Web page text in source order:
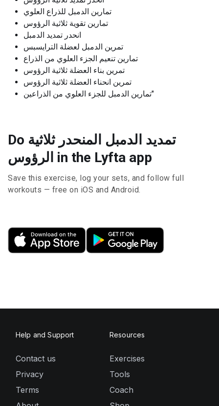
تمارين الدمبل للذراع العلوي
تمارين تقوية ثلاثية الرؤوس
انحدر تمديد الدمبل
تمرين الدمبل لعضلة الترايسبس
تمارين تنعيم الجزء العلوي من الذراع
تمرين بناء العضلة ثلاثية الرؤوس
تمرين انحناء العضلة ثلاثية الرؤوس
تمارين الدمبل للجزء العلوي من الذراعين"
Do تمديد الدمبل المنحدر ثلاثية
الرؤوس in the Lyfta app
Save this exercise, log your sets, and follow full
workouts — free on iOS and Android.
Help and Support
Contact us
Privacy
Terms
Resources
Exercises
Tools
Coach